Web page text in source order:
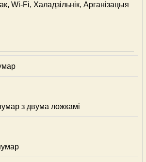
Wi-Fi, Халадзільнік, Арганізацыя
з двума ложкамі